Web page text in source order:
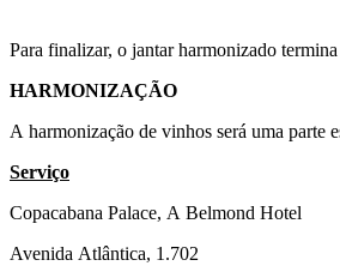
Para finalizar, o jantar harmonizado
HARMONIZAÇÃO
A harmonização de vinhos será uma
Serviço
Copacabana Palace, A Belmond Hotel
Avenida Atlântica, 1.702